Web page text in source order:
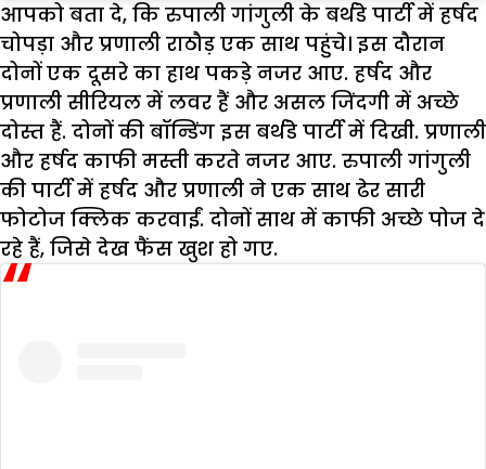
आपको बता दे, कि रुपाली गांगुली के बर्थडे पार्टी में हर्षद
चोपड़ा और प्रणाली राठौड़ एक साथ पहुंचे। इस दौरान
दोनों एक दूसरे का हाथ पकड़े नजर आए. हर्षद और
प्रणाली सीरियल में लवर हैं और असल जिंदगी में अच्छे
दोस्त हैं. दोनों की बॉन्डिंग इस बर्थडे पार्टी में दिखी. प्रणाली
और हर्षद काफी मस्ती करते नजर आए. रुपाली गांगुली
की पार्टी में हर्षद और प्रणाली ने एक साथ ढेर सारी
फोटोज क्लिक करवाईं. दोनों साथ में काफी अच्छे पोज दे
रहे हैं, जिसे देख फैंस खुश हो गए.